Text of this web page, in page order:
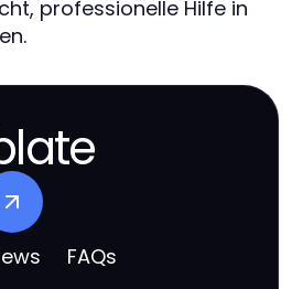
professionelle Hilfe in
FAQs